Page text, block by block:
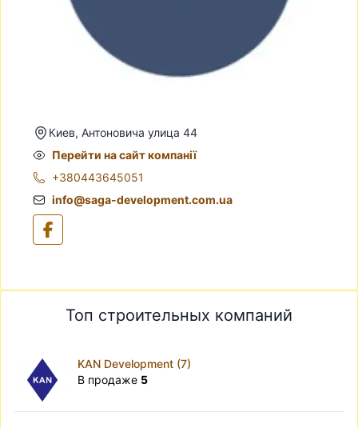
Киев, Антоновича улица 44
Перейти на сайт компанії
+380443645051
info@saga-development.com.ua
Топ строительных компаний
KAN Development (7)
В продаже 5